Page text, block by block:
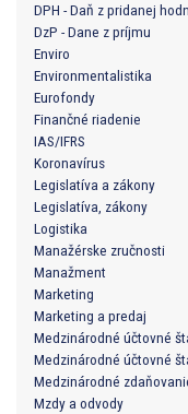
DPH - Daň z pridanej
DzP - Dane z príjmu
Enviro
Environmentalistika
Eurofondy
Finančné riadenie
IAS/IFRS
Koronavírus
Legislatíva a zákony
Legislatíva, zákony
Logistika
Manažérske zručnosti
Manažment
Marketing
Marketing a predaj
Medzinárodné účtovné
Medzinárodné účtovné
Medzinárodné
Mzdy a odvody